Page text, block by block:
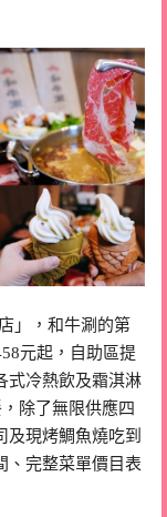
」，和牛涮的第
元起，自助區提
式冷熱飲及霜淇淋
除了無限供應四
及現烤鯛魚燒吃到
、完整菜單價目表